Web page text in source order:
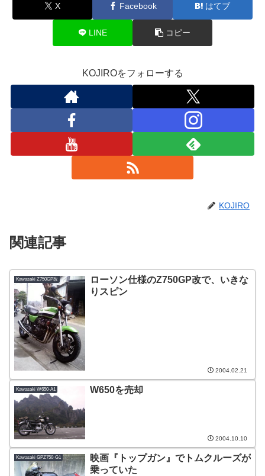
X Facebook はてブ
LINE コピー
KOJIROをフォローする
KOJIRO
関連記事
Kawasaki Z750GP改
ローソン仕様のZ750GP改で、いきな
りスピン
2004.02.21
Kawasaki W650-A1 W650を売却
2004.10.10
Kawasaki GPZ750-G1
映画『トップガン』でトムクルーズが
乗っていた